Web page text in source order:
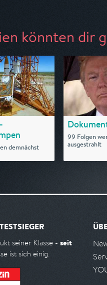
könnten dir
demnächst
99 Folgen
ausgestrahlt
seiner Klasse - seit
ist sich einig.